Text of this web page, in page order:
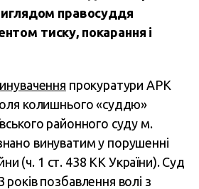
правосуддя
тиску, покарання і
прокуратури АРК
колишнього «суддю»
районного суду м.
винуватим у порушенні
(ч. 1 ст. 438 КК України). Суд
позбавлення волі з